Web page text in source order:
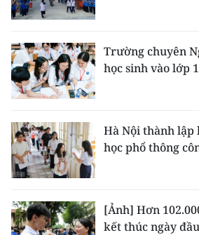
PHÁP LUẬT
DU LỊCH
THẾ GIỚI
GIÁO DỤC
KHOA HỌC - CÔNG NGHỆ
Trường chuyên
học sinh vào lớp
Hà Nội thành
học phổ thông
[Ảnh] Hơn
kết thúc ngày